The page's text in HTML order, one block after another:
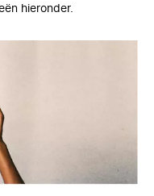
hieronder.